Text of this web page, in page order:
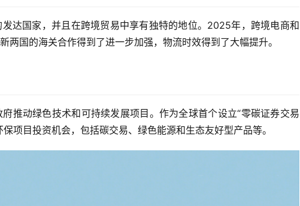
达国家，并且在跨境贸易中享有独特的地位。2025年，跨境电商和
两国的海关合作得到了进一步加强，物流时效得到了大幅提升。
推动绿色技术和可持续发展项目。作为全球首个设立“零碳证券交易
项目投资机会，包括碳交易、绿色能源和生态友好型产品等。